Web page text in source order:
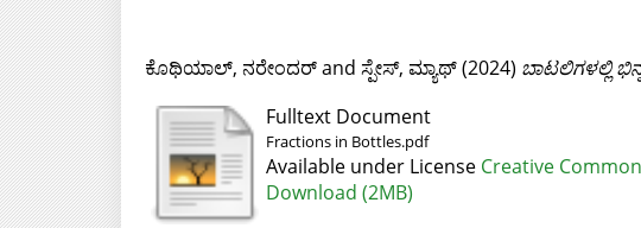
ಕೊಥಿಯಾಲ್, ನರೇಂದರ್and ಸ್ಪೇಸ್, ಮ್ಯಾಥ್(2024) ಬಾಟಲಿಗಳಲ್ಲಿ
Fulltext Document
Fractions in Bottles.pdf
Available under License Creative
Download (2MB)